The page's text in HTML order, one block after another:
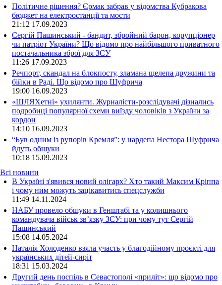
Політичне рішення? Єрмак забрав у відомства Кубракова
бюджет на електростанції та мости
21:12 17.09.2023
Сергій Пашинський - бандит, збройний барон, корупціонер
чи патріот України? Що відомо про найбільшого приватного
постачальника зброї для ЗСУ
11:26 17.09.2023
Речпорт, скандал на блокпосту, зламана щелепа дружини та
бійки в Раді. Що відомо про Шуфрича
19:00 16.09.2023
«ШЛЯХетні» ухилянти. Журналісти-розслідувачі дізнались
подробиці популярної схеми виїзду чоловіків з України за
кордон
14:10 16.09.2023
“Був одним із рупорів Кремля”: у нардепа Нестора Шуфрича
йдуть обшуки
10:18 15.09.2023
Всі новини
В Україні з'явився новий олігарх? Хто такий Максим Кріппа
і чому ним можуть зацікавитись спецслужби
11:49 14.11.2024
НАБУ провело обшуки в Генштабі та у колишнього
командувача військ зв’язку ЗСУ: при чому тут Сергій
Пашинський
15:08 14.05.2024
Наталія Холоденко взяла участь у благодійному проєкті для
українських дітей-сиріт
18:31 15.03.2024
Другий день поспіль в Севастополі «приліт»: що відомо про